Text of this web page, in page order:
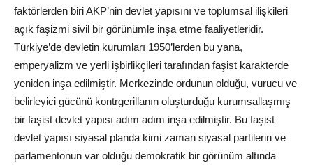
faktörlerden biri AKP’nin devlet yapısını ve toplumsal ilişkileri
açık faşizmi sivil bir görünümle inşa etme faaliyetleridir.
Türkiye’de devletin kurumları 1950’lerden bu yana,
emperyalizm ve yerli işbirlikçileri tarafından faşist karakterde
yeniden inşa edilmiştir. Merkezinde ordunun olduğu, vurucu ve
belirleyici gücünü kontrgerillanın oluşturduğu kurumsallaşmış
bir faşist devlet yapısı adım adım inşa edilmiştir. Bu faşist
devlet yapısı siyasal planda kimi zaman siyasal partilerin ve
parlamentonun var olduğu demokratik bir görünüm altında